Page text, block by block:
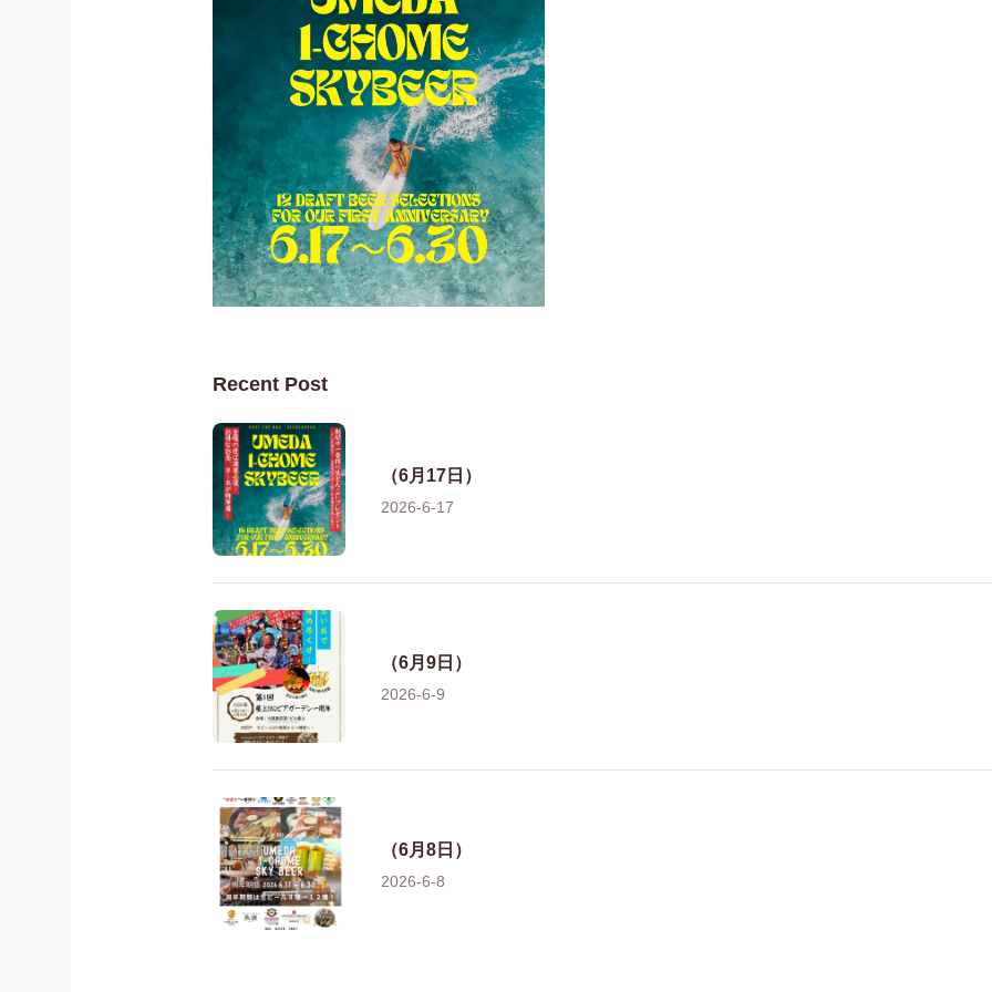
Recent Post
（6月17日）
2026-6-17
（6月9日）
2026-6-9
（6月8日）
2026-6-8